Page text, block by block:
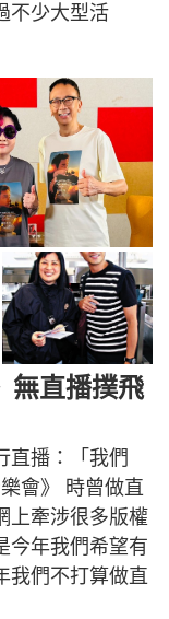
不少大型活
無直播撲飛
直播：「我們
會》 時曾做直
上牽涉很多版權
今年我們希望有
我們不打算做直